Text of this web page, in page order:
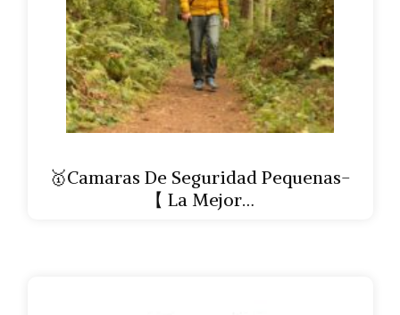
🥇Camaras De Seguridad Pequenas-
【 La Mejor…